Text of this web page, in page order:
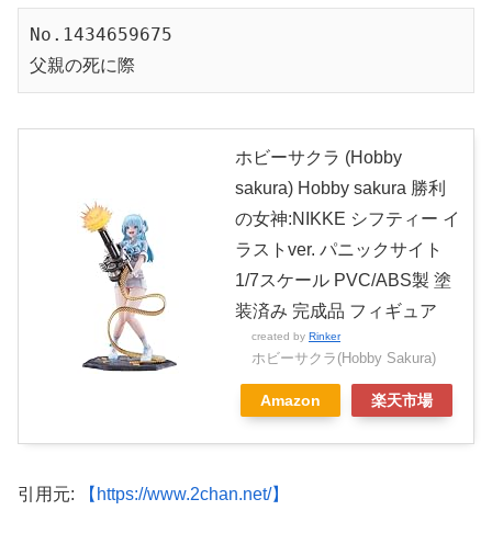
No.1434659675
父親の死に際
ホビーサクラ (Hobby
sakura) Hobby sakura 勝利
の女神:NIKKE シフティー イ
ラストver. パニックサイト
1/7スケール PVC/ABS製 塗
装済み 完成品 フィギュア
created by Rinker
ホビーサクラ(Hobby Sakura)
Amazon 楽天市場
引用元: 【https://www.2chan.net/】